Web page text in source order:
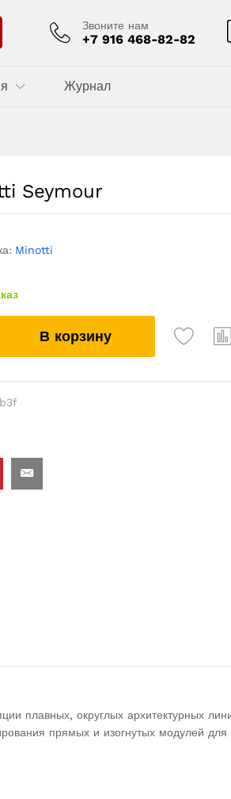
Звоните нам
+7 916 468-82-82
Журнал
Seymour
Minotti
В корзину
плавных, округлых архитектурных
прямых и изогнутых модулей для